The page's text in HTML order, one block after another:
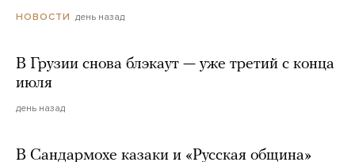
НОВОСТИ день назад
В Грузии снова блэкаут — уже третий с конца
июля
день назад
В Сандармохе казаки и «Русская община»